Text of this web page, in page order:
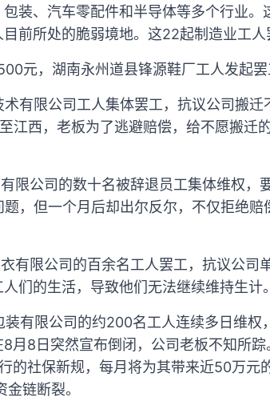
装、汽车零配件和半导体等多个行业。
前所处的脆弱境地。这22起制造业工人
元，湖南永州道县锋源鞋厂工人发起罢
有限公司工人集体罢工，抗议公司搬
江西，老板为了逃避赔偿，给不愿搬迁
限公司的数十名被辞退员工集体维权，
，但一个月后却出尔反尔，不仅拒绝
有限公司的百余名工人罢工，抗议公司
们的生活，导致他们无法继续维持生计。
装有限公司的约200名工人连续多日维权
月8日突然宣布倒闭，公司老板不知所
的社保新规，每月将为其带来近50万元
链断裂。